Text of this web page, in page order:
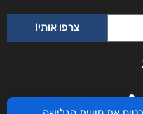
צרפו אותי!